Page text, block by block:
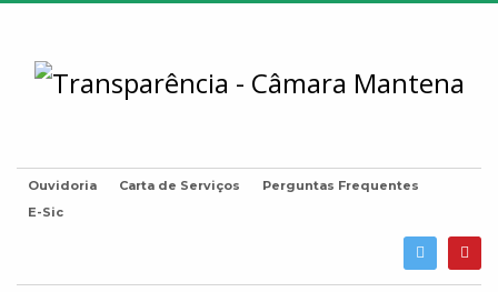
Ouvidoria Carta de Serviços
Perguntas Frequentes
E-Sic